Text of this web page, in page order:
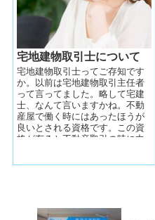
宅地建物取引士について
宅地建物取引士ってご存知です
か。以前は宅地建物取引主任者
って言ってました。略して宅建
士、なんて言いますかね。不動
産屋で働く時にはあったほうが
良いとされる資格です。この資
格が有ると不動産取引の時に中